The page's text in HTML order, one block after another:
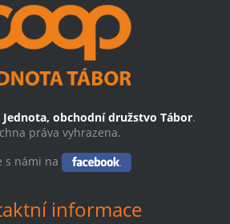
Jednota, obchodní družstvo Tábor.
práva vyhrazena.
s námi na
informace